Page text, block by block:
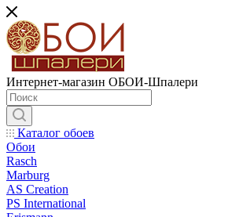
Интернет-магазин ОБОИ-Шпалери
Каталог обоев
Обои
Rasch
Marburg
AS Creation
PS International